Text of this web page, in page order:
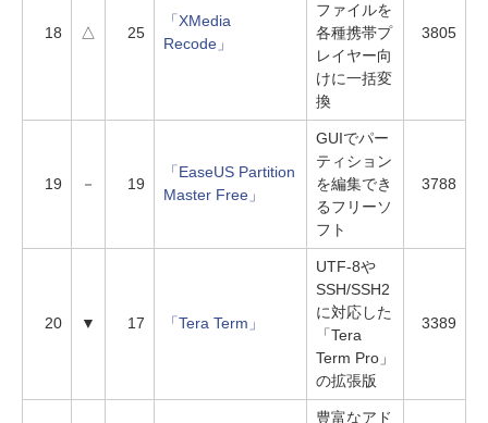
18 △ 25
「XMedia
Recode」
ファイルを
各種携帯プ
レイヤー向
けに一括変
換
3805
19 － 19
「EaseUS Partition
Master Free」
GUIでパー
ティション
を編集でき
るフリーソ
フト
3788
20 ▼ 17 「Tera Term」
UTF-8や
SSH/SSH2
に対応した
「Tera
Term Pro」
の拡張版
3389
豊富なアド